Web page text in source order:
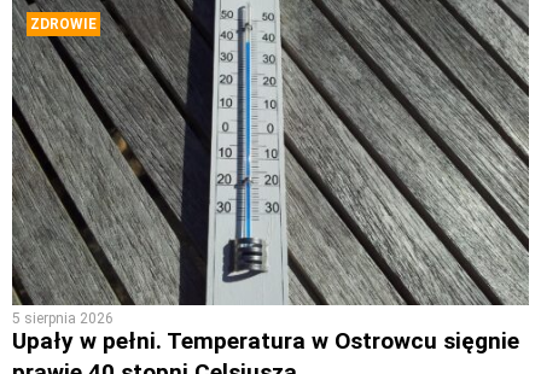
ZDROWIE
5 sierpnia 2026
Upały w pełni. Temperatura w Ostrowcu sięgnie